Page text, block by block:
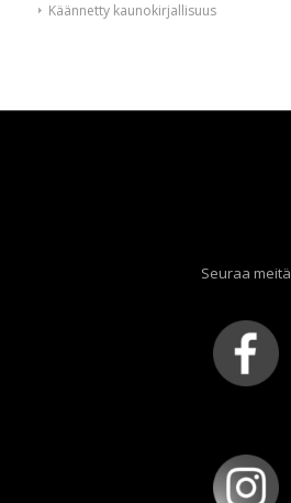
Käännetty kaunokirjallisuus
Seuraa meitä